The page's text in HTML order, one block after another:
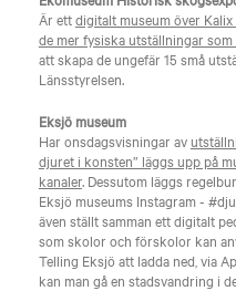
Är ettdigitalt museum över
de mer fysiska utställningar
att skapa de ungefär 15 små
Länsstyrelsen.
Eksjö museum
Har onsdagsvisningar av
djuret i konsten” läggs upp på
kanaler. Dessutom läggs
Eksjö museums Instagram -
även ställt samman ett digitalt
som skolor och förskolor kan
Telling Eksjö att ladda ned, via
kan man gå en stadsvandring i